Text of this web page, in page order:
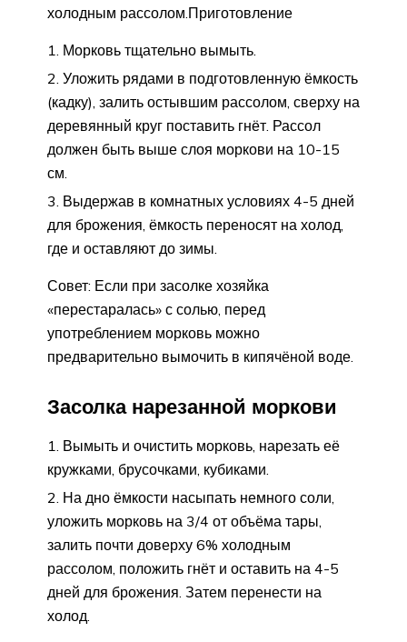
холодным рассолом.Приготовление
Морковь тщательно вымыть.
Уложить рядами в подготовленную ёмкость
(кадку), залить остывшим рассолом, сверху на
деревянный круг поставить гнёт. Рассол
должен быть выше слоя моркови на 10-15
см.
Выдержав в комнатных условиях 4-5 дней
для брожения, ёмкость переносят на холод,
где и оставляют до зимы.
Совет: Если при засолке хозяйка
«перестаралась» с солью, перед
употреблением морковь можно
предварительно вымочить в кипячёной воде.
Засолка нарезанной моркови
Вымыть и очистить морковь, нарезать её
кружками, брусочками, кубиками.
На дно ёмкости насыпать немного соли,
уложить морковь на 3/4 от объёма тары,
залить почти доверху 6% холодным
рассолом, положить гнёт и оставить на 4-5
дней для брожения. Затем перенести на
холод.